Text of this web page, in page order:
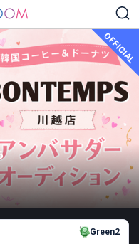
OFFICIAL
Green2